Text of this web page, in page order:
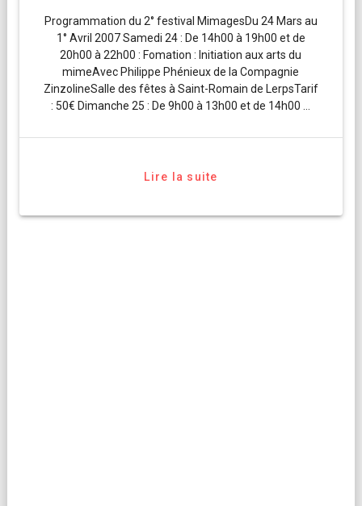
Programmation du 2° festival MimagesDu 24 Mars au
1° Avril 2007 Samedi 24 : De 14h00 à 19h00 et de
20h00 à 22h00 : Fomation : Initiation aux arts du
mimeAvec Philippe Phénieux de la Compagnie
ZinzolineSalle des fêtes à Saint-Romain de LerpsTarif
: 50€ Dimanche 25 : De 9h00 à 13h00 et de 14h00 …
Lire la suite